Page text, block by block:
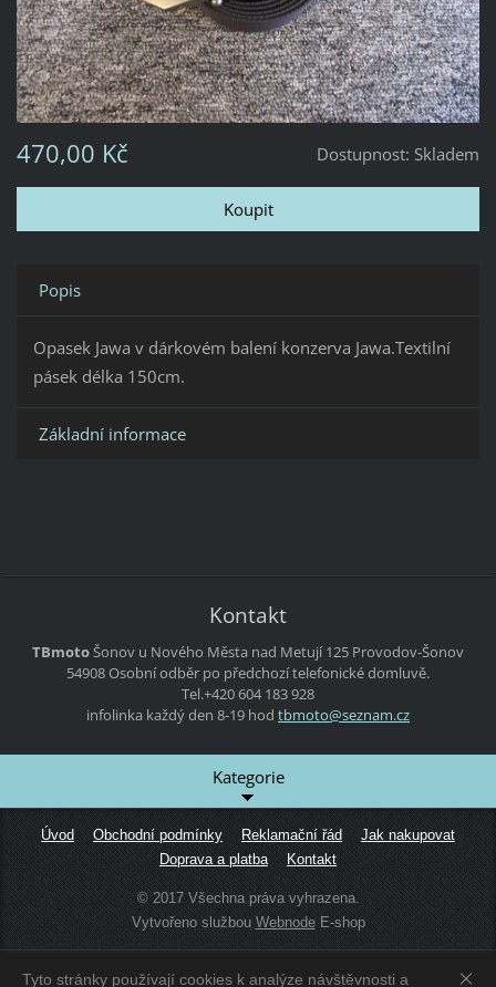
Dostupnost: Skladem
470,00 Kč
Popis
Opasek Jawa v dárkovém balení konzerva Jawa.Textilní
pásek délka 150cm.
Základní informace
Tyto stránky používají cookies k analýze návštěvnosti a
Kontakt
TBmotoŠonov u Nového Města nad Metují 125 Provodov-Šonov
54908Osobní odběr po předchozí telefonické domluvě.
Tel.+420 604 183 928
infolinka každý den 8-19 hod tbmoto@seznam.cz
Kategorie
Úvod Obchodní podmínky Reklamační řád
Jak nakupovat
Doprava a platba
Kontakt
© 2017 Všechna práva vyhrazena.
Vytvořeno službou WebnodeE-shop